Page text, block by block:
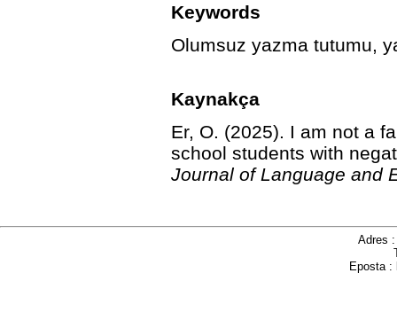
Keywords
Olumsuz yazma tutumu,
Kaynakça
Er, O. (2025). I am not a
school students with
Journal of Language and
Adres
Eposta :